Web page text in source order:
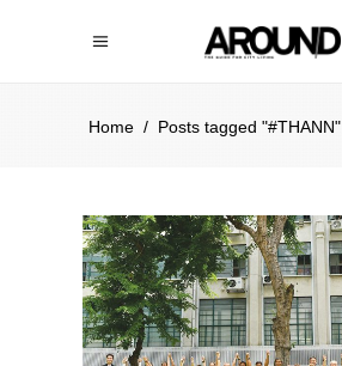
Home / Posts tagged "#THANN"